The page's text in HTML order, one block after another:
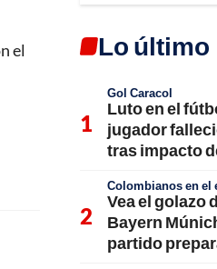
el
Lo último
Gol Caracol
Luto en el
jugador
tras impacto
Colombianos en el
Vea el golazo
Bayern
partido